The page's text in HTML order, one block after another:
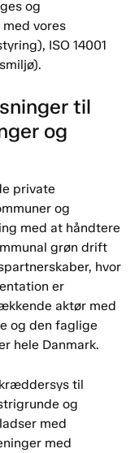
og
vores
ISO 14001
til
og
private
og
med at håndtere
grøn drift
hvor
er
aktør med
og den faglige
hele Danmark.
til
og
med
med